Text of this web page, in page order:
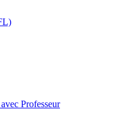
Professeur